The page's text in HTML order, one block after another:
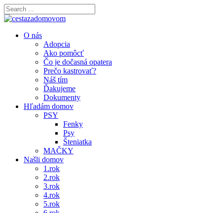
O nás
Adopcia
Ako pomôcť
Čo je dočasná opatera
Prečo kastrovať?
Náš tím
Ďakujeme
Dokumenty
Hľadám domov
PSY
Fenky
Psy
Šteniatka
MAČKY
Našli domov
1.rok
2.rok
3.rok
4.rok
5.rok